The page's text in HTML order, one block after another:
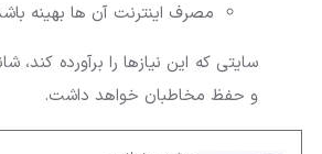
مصرف اینترنت آن ها بهینه
سایتی که این نیازها را برآورده
و حفظ مخاطبان خواهد داشت.